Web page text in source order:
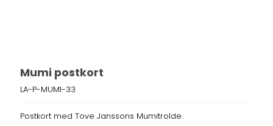
Mumi postkort
LA-P-MUMI-33
Postkort med Tove Janssons Mumitrolde.